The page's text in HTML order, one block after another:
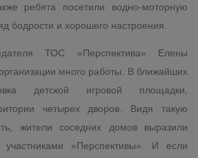
ребята посетили водно-моторную
бодрости и хорошего настроения.
ТОС «Перспектива» Елены
много работы. В ближайших
детской игровой площадки,
четырех дворов. Видя такую
жители соседних домов выразили
«Перспективы». И если